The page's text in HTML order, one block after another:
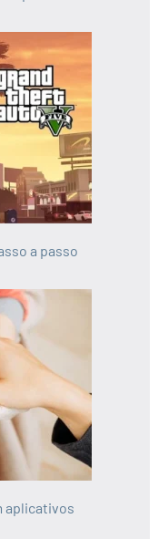
a passo
aplicativos